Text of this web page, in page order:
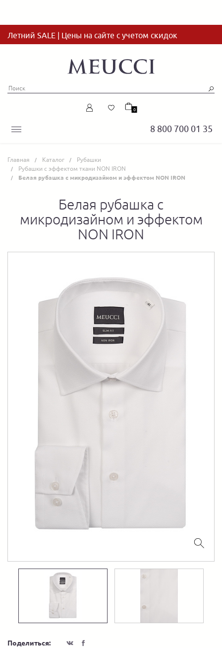
Летний SALE | Цены на сайте с учетом скидок
8 800 700 01 35
0
Главная Каталог
Рубашки
Рубашки с эффектом ткани NON IRON
Белая рубашка с микродизайном и эффектом NON IRON
Белая рубашка с
микродизайном и эффектом
NON IRON
Поделиться: